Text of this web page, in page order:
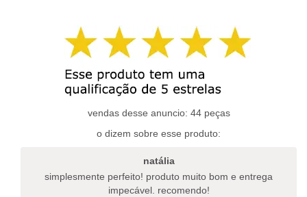
várias
variantes.
as
opções
podem
escolhidas
página
várias
variantes.
as
podem
escolhidas
página
vendas desse anuncio: 44 peças
o dizem sobre esse produto:
natália
simplesmente perfeito! produto muito bom e entrega
impecável. recomendo!